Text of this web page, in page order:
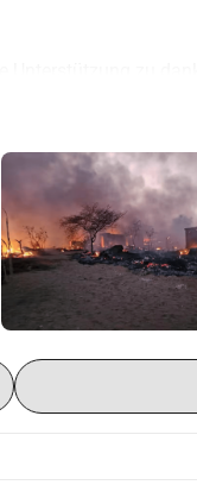
unserer
erhalten,
Schritte
von
ersten
gesprochen - ohne
6.000 an Spenden
einen erheblichen
wurden, war